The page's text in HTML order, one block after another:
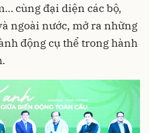
cùng đại diện các bộ,
ngoài nước, mở ra những
động cụ thể trong hành